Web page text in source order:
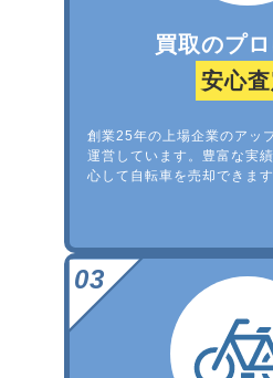
買取のプ
安心
創業25年の上場企業のアッ
運営しています。豊富な実
心して自転車を売却できます